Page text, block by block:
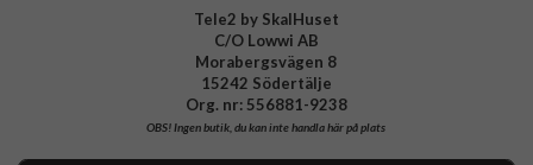
Tele2 by SkalHuset
C/O Lowwi AB
Morabergsvägen 8
15242 Södertälje
Org. nr: 556881-9238
OBS!Ingen butik, du kan inte handla här på plats